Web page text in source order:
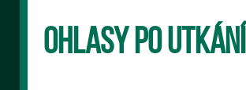
Ohlasy po utkání